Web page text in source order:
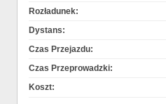
Rozładunek:
Dystans:
Czas Przejazdu:
Czas Przeprowadzki:
Koszt: